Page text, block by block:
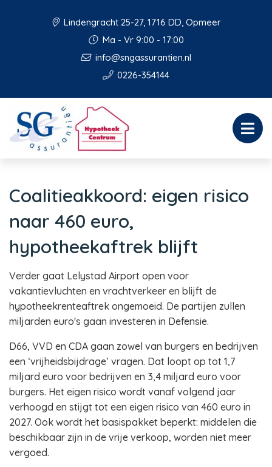
Lindengracht 25-27, 1716 DD, Opmeer
Ma - Vr 9:00 - 17:00
info@sngassurantien.nl
0226-354144
Coalitieakkoord: eigen risico
naar 460 euro,
hypotheekaftrek blijft
Verder gaat Lelystad Airport open voor
vakantievluchten en vrachtverkeer en blijft de
hypotheekrenteaftrek ongemoeid. De partijen zullen
miljarden euro's gaan investeren in Defensie.
D66, VVD en CDA gaan zowel van burgers en bedrijven
een ‘vrijheidsbijdrage’ vragen. Dat loopt op tot 1,7
miljard euro voor bedrijven en 3,4 miljard euro voor
burgers. Het eigen risico wordt vanaf volgend jaar
verhoogd en stijgt tot een eigen risico van 460 euro in
2027. Ook wordt het basispakket beperkt: middelen die
beschikbaar zijn in de vrije verkoop, worden niet meer
vergoed.